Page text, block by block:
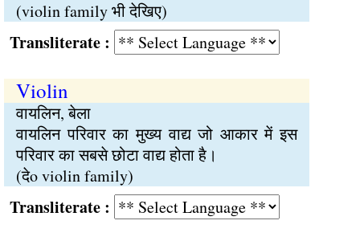
(violin family भी देखिए)
:
Violin
वायलिन, बेला
वायलिन परिवार का मुख्य वाद्य जो आकार में इस
परिवार का सबसे छोटा वाद्य होता है।
(देo violin family)
: